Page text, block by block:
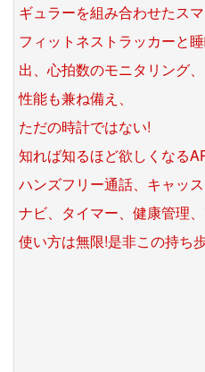
ギュラーを組み合わせたスマ
フィットネストラッカーと
出、心拍数のモニタリング
性能も兼ね備え、
ただの時計ではない!
知れば知るほど欲しくなる
ハンズフリー通話、キャッス
ナビ、タイマー、健康管理
使い方は無限!是非この持ち